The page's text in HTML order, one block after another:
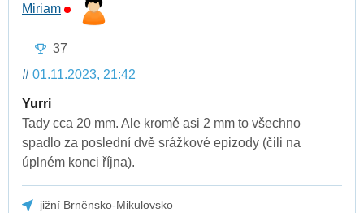
Miriam
37
# 01.11.2023, 21:42
Yurri
Tady cca 20 mm. Ale kromě asi 2 mm to všechno
spadlo za poslední dvě srážkové epizody (čili na
úplném konci října).
jižní Brněnsko-Mikulovsko